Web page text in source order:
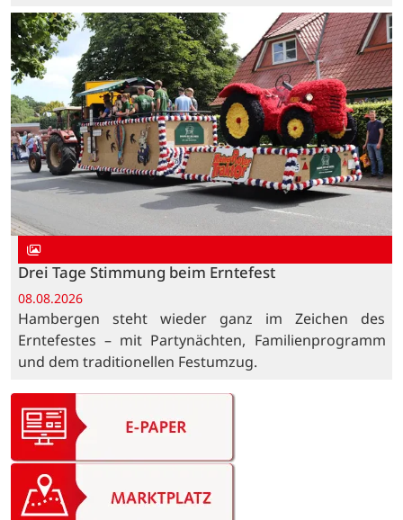
Drei Tage Stimmung beim Erntefest
08.08.2026
Hambergen steht wieder ganz im Zeichen des
Erntefestes – mit Partynächten, Familienprogramm
und dem traditionellen Festumzug.